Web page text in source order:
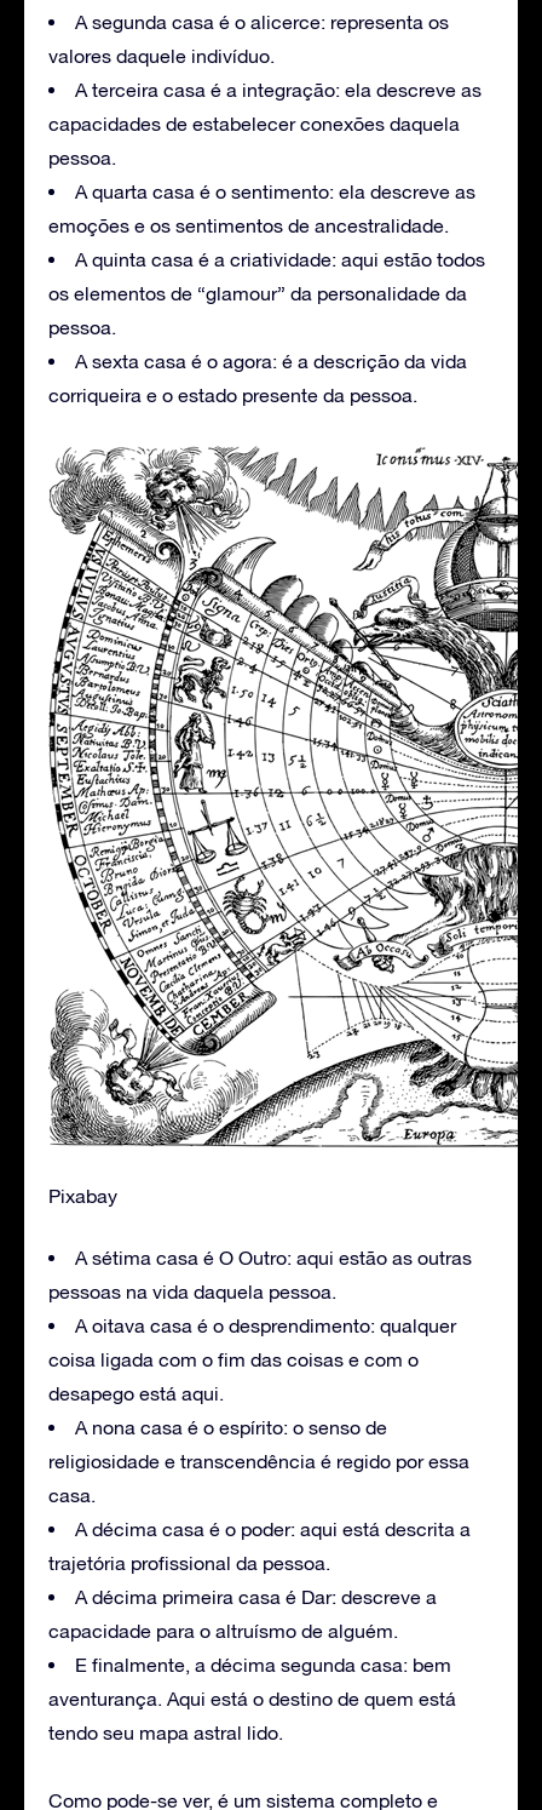
A segunda casa é o alicerce: representa os
valores daquele indivíduo.
A terceira casa é a integração: ela descreve as
capacidades de estabelecer conexões daquela
pessoa.
A quarta casa é o sentimento: ela descreve as
emoções e os sentimentos de ancestralidade.
A quinta casa é a criatividade: aqui estão todos
os elementos de “glamour” da personalidade da
pessoa.
A sexta casa é o agora: é a descrição da vida
corriqueira e o estado presente da pessoa.
Pixabay
A sétima casa é O Outro: aqui estão as outras
pessoas na vida daquela pessoa.
A oitava casa é o desprendimento: qualquer
coisa ligada com o fim das coisas e com o
desapego está aqui.
A nona casa é o espírito: o senso de
religiosidade e transcendência é regido por essa
casa.
A décima casa é o poder: aqui está descrita a
trajetória profissional da pessoa.
A décima primeira casa é Dar: descreve a
capacidade para o altruísmo de alguém.
E finalmente, a décima segunda casa: bem
aventurança. Aqui está o destino de quem está
tendo seu mapa astral lido.
Como pode-se ver, é um sistema completo e